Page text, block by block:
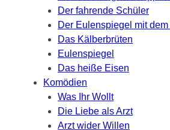
Der fahrende Schüler
Der Eulenspiegel mit
Das Kälberbrüten
Eulenspiegel
Das heiße Eisen
Komödien
Was Ihr Wollt
Die Liebe als Arzt
Arzt wider Willen